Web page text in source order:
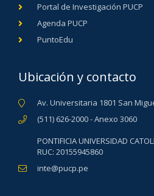
Portal de Investigación PUCP
Agenda PUCP
PuntoEdu
Ubicación y contacto
Av. Universitaria 1801 San
(511) 626-2000 - Anexo 3060
PONTIFICIA UNIVERSIDAD
RUC: 20155945860
inte@pucp.pe